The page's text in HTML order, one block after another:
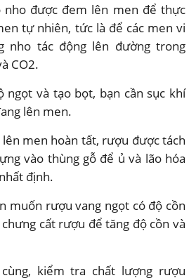
nho được đem lên men để thực
tự nhiên, tức là để các men vi
nho tác động lên đường trong
CO2.
ngọt và tạo bọt, bạn cần sục khí
lên men.
lên men hoàn tất, rượu được tách
vào thùng gỗ để ủ và lão hóa
định.
muốn rượu vang ngọt có độ cồn
cất rượu để tăng độ cồn và
kiểm tra chất lượng rượu